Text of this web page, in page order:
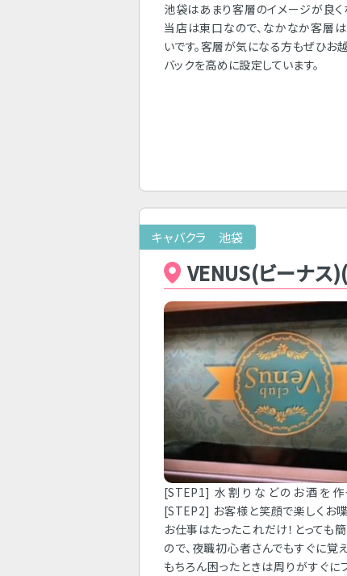
池袋はあまり客層のイメージが良く
当店は東口なので、なかなか客層
いです。客層が気になる方もぜひお越
バックを高めに設定しています。
キャバクラ 池袋
VENUS(ビーナス)(
[STEP1] 水割りなどのお酒を作
[STEP2] お客様と笑顔で楽しくお
お仕事はたったこれだけ！とっても
ので、夜職初心者さんでもすぐに覚
もちろん困ったときは周りがすぐに